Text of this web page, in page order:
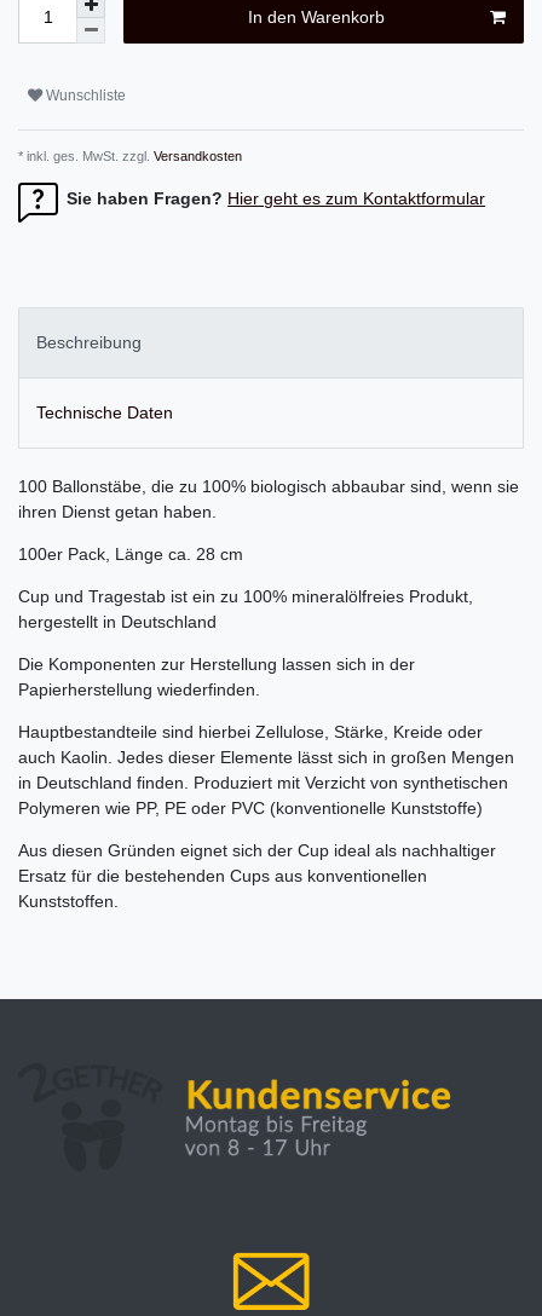
In den Warenkorb
Wunschliste
* inkl. ges. MwSt. zzgl. Versandkosten
Sie haben Fragen? Hier geht es zum Kontaktformular
Beschreibung
Technische Daten
100 Ballonstäbe, die zu 100% biologisch abbaubar sind, wenn sie
ihren Dienst getan haben.
100er Pack, Länge ca. 28 cm
Cup und Tragestab ist ein zu 100% mineralölfreies Produkt,
hergestellt in Deutschland
Die Komponenten zur Herstellung lassen sich in der
Papierherstellung wiederfinden.
Hauptbestandteile sind hierbei Zellulose, Stärke, Kreide oder
auch Kaolin. Jedes dieser Elemente lässt sich in großen Mengen
in Deutschland finden. Produziert mit Verzicht von synthetischen
Polymeren wie PP, PE oder PVC (konventionelle Kunststoffe)
Aus diesen Gründen eignet sich der Cup ideal als nachhaltiger
Ersatz für die bestehenden Cups aus konventionellen
Kunststoffen.